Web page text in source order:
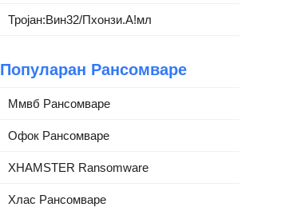
Тројан:Вин32/Пхонзи.А!мл
Популаран Рансомваре
Ммвб Рансомваре
Офок Рансомваре
XHAMSTER Ransomware
Хлас Рансомваре